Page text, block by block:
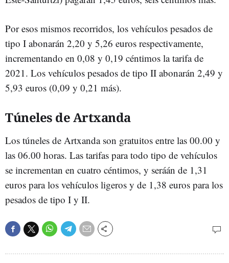
Por esos mismos recorridos, los vehículos pesados de
tipo I abonarán 2,20 y 5,26 euros respectivamente,
incrementando en 0,08 y 0,19 céntimos la tarifa de
2021. Los vehículos pesados de tipo II abonarán 2,49 y
5,93 euros (0,09 y 0,21 más).
Túneles de Artxanda
Los túneles de Artxanda son gratuitos entre las 00.00 y
las 06.00 horas. Las tarifas para todo tipo de vehículos
se incrementan en cuatro céntimos, y seráán de 1,31
euros para los vehículos ligeros y de 1,38 euros para los
pesados de tipo I y II.